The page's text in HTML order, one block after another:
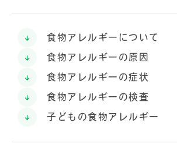
食物アレルギーについて
食物アレルギーの原因
食物アレルギーの症状
食物アレルギーの検査
子どもの食物アレルギー